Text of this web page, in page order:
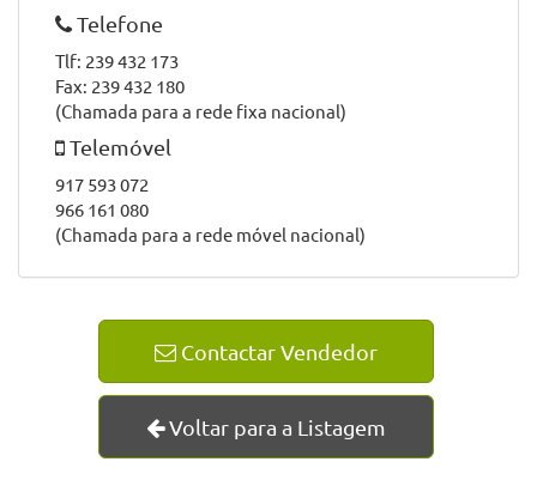
Telefone
Tlf: 239 432 173
Fax: 239 432 180
(Chamada para a rede fixa nacional)
Telemóvel
917 593 072
966 161 080
(Chamada para a rede móvel nacional)
Contactar Vendedor
Voltar para a Listagem